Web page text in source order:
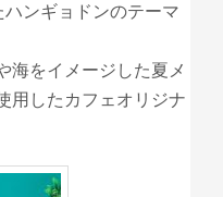
ハンギョドンのテーマ
海をイメージした夏メ
用したカフェオリジナ